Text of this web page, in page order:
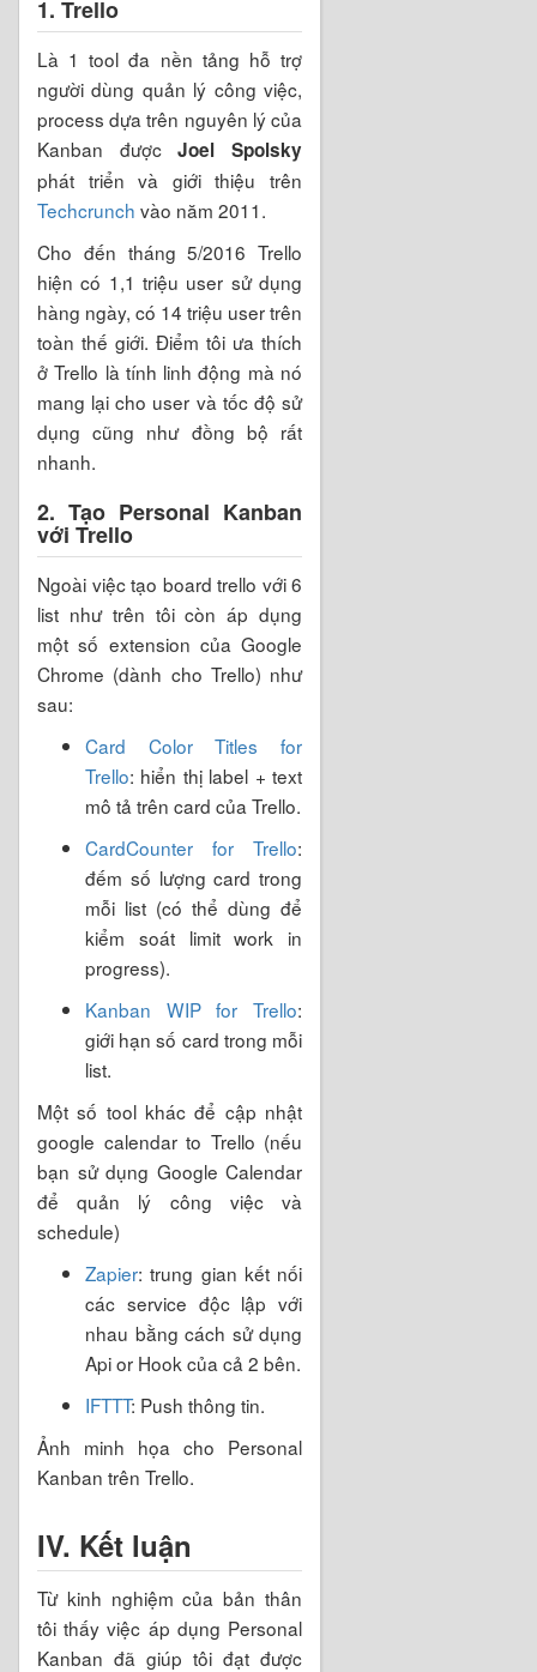
1. Trello
Là 1 tool đa nền tảng hỗ trợ
người dùng quản lý công việc,
process dựa trên nguyên lý của
Kanban đượcJoel Spolsky
phát triển và giới thiệu trên
Techcrunch vào năm 2011.
Cho đến tháng 5/2016 Trello
hiện có 1,1 triệu user sử dụng
hàng ngày, có 14 triệu user trên
toàn thế giới. Điểm tôi ưa thích
ở Trello là tính linh động mà nó
mang lại cho user và tốc độ sử
dụng cũng như đồng bộ rất
nhanh.
2. Tạo Personal Kanban
với Trello
Ngoài việc tạo board trello với 6
list như trên tôi còn áp dụng
một số extension của Google
Chrome (dành cho Trello) như
sau:
Card Color Titles for
Trello: hiển thị label + text
mô tả trên card của Trello.
CardCounter for Trello:
đếm số lượng card trong
mỗi list (có thể dùng để
kiểm soát limit work in
progress).
Kanban WIP for Trello:
giới hạn số card trong mỗi
list.
Một số tool khác để cập nhật
google calendar to Trello (nếu
bạn sử dụng Google Calendar
để quản lý công việc và
schedule)
Zapier: trung gian kết nối
các service độc lập với
nhau bằng cách sử dụng
Api or Hook của cả 2 bên.
IFTTT: Push thông tin.
Ảnh minh họa cho Personal
Kanban trên Trello.
IV. Kết luận
Từ kinh nghiệm của bản thân
tôi thấy việc áp dụng Personal
Kanban đã giúp tôi đạt được